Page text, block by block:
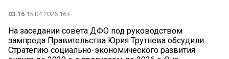
03:16 15.04.2026 16+
️На заседании совета ДФО под руководством
зампреда Правительства Юрия Трутнева обсудили
Стратегию социально-экономического развития